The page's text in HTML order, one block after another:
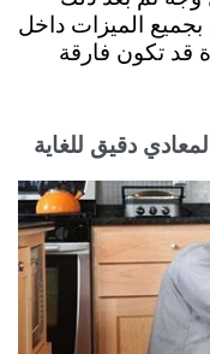
بجميع الميزات داخل
قد تكون فارقة
دقيق للغاية